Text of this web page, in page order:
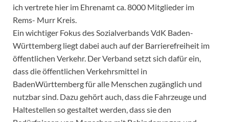
ich vertrete hier im Ehrenamt ca. 8000 Mitglieder im
Rems- Murr Kreis.
Ein wichtiger Fokus des Sozialverbands VdK Baden-
Württemberg liegt dabei auch auf der Barrierefreiheit im
öffentlichen Verkehr. Der Verband setzt sich dafür ein,
dass die öffentlichen Verkehrsmittel in
BadenWürttemberg für alle Menschen zugänglich und
nutzbar sind. Dazu gehört auch, dass die Fahrzeuge und
Haltestellen so gestaltet werden, dass sie den